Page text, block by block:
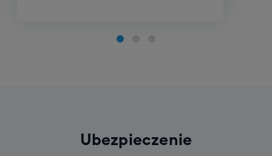
Poziom początkujący
Ubezpieczenie